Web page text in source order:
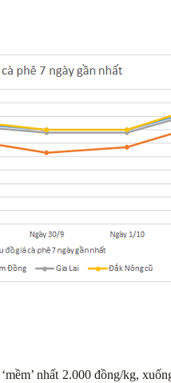
nhất 2.000 đồng/kg,